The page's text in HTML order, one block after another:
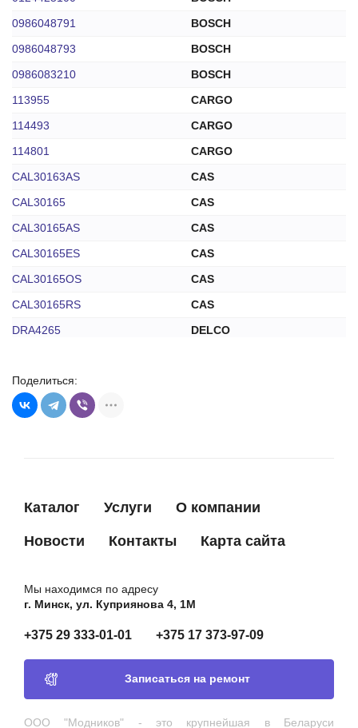
0986048791
BOSCH
0986048793
BOSCH
0986083210
BOSCH
113955
CARGO
114493
CARGO
114801
CARGO
CAL30163AS
CAS
CAL30165
CAS
CAL30165AS
CAS
CAL30165ES
CAS
CAL30165OS
CAS
CAL30165RS
CAS
DRA4265
DELCO
DAN994
51764265
93169028
GENERAL MOTORS
93169029
GENERAL MOTORS
93169033
93180098
GENERAL MOTORS
93180102
GENERAL MOTORS
CA1884IR
HC-PARTS
CA2049IR
HC-PARTS
Поделиться:
Каталог Услуги О компании
Новости Контакты Карта сайта
Мы находимся по адресу
г. Минск, ул. Куприянова 4, 1М
+375 29 333-01-01 +375 17 373-97-09
Записаться на ремонт
ООО "Модников" - это крупнейшая в Беларуси